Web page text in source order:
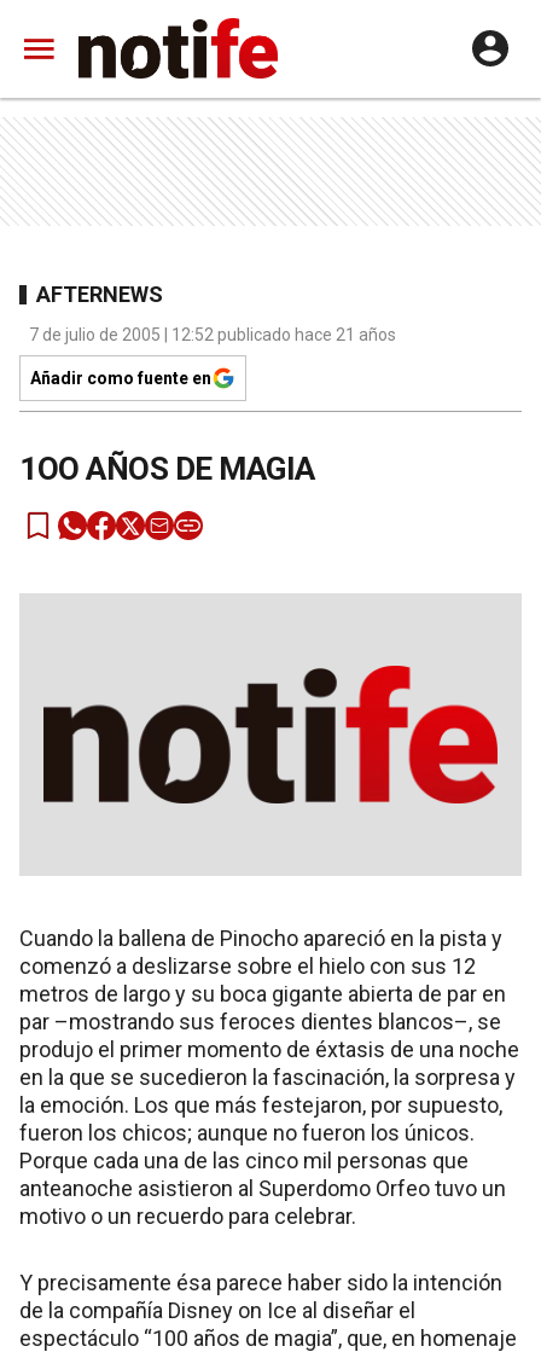
AFTERNEWS
7 de julio de 2005 | 12:52 publicado hace 21 años
Añadir como fuente en
1OO AÑOS DE MAGIA
Cuando la ballena de Pinocho apareció en la pista y
comenzó a deslizarse sobre el hielo con sus 12
metros de largo y su boca gigante abierta de par en
par –mostrando sus feroces dientes blancos–, se
produjo el primer momento de éxtasis de una noche
en la que se sucedieron la fascinación, la sorpresa y
la emoción. Los que más festejaron, por supuesto,
fueron los chicos; aunque no fueron los únicos.
Porque cada una de las cinco mil personas que
anteanoche asistieron al Superdomo Orfeo tuvo un
motivo o un recuerdo para celebrar.
Y precisamente ésa parece haber sido la intención
de la compañía Disney on Ice al diseñar el
espectáculo “100 años de magia”, que, en homenaje